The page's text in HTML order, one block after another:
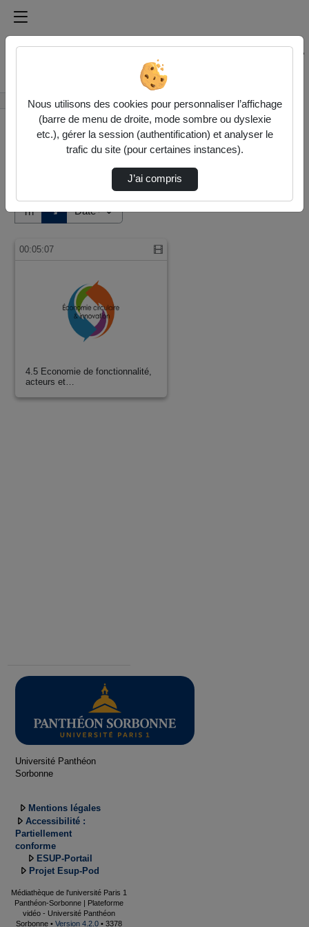
Médiathèque de l'université Paris
Rechercher un média sur Médiathèque de l'université
Accueil Vidéos
Tri ↘
00:05:07
4.5 Economie de fonctionnalité,
acteurs et…
Université Panthéon
Sorbonne
Mentions légales
Accessibilité :
Partiellement
conforme
ESUP-Portail
Projet Esup-Pod
Médiathèque de l'université Paris 1
Panthéon-Sorbonne | Plateforme
vidéo - Université Panthéon
Sorbonne • Version 4.2.0 • 3378
Nous utilisons des cookies pour personnaliser l’affichage
(barre de menu de droite, mode sombre ou dyslexie
etc.), gérer la session (authentification) et analyser le
trafic du site (pour certaines instances).
J’ai compris